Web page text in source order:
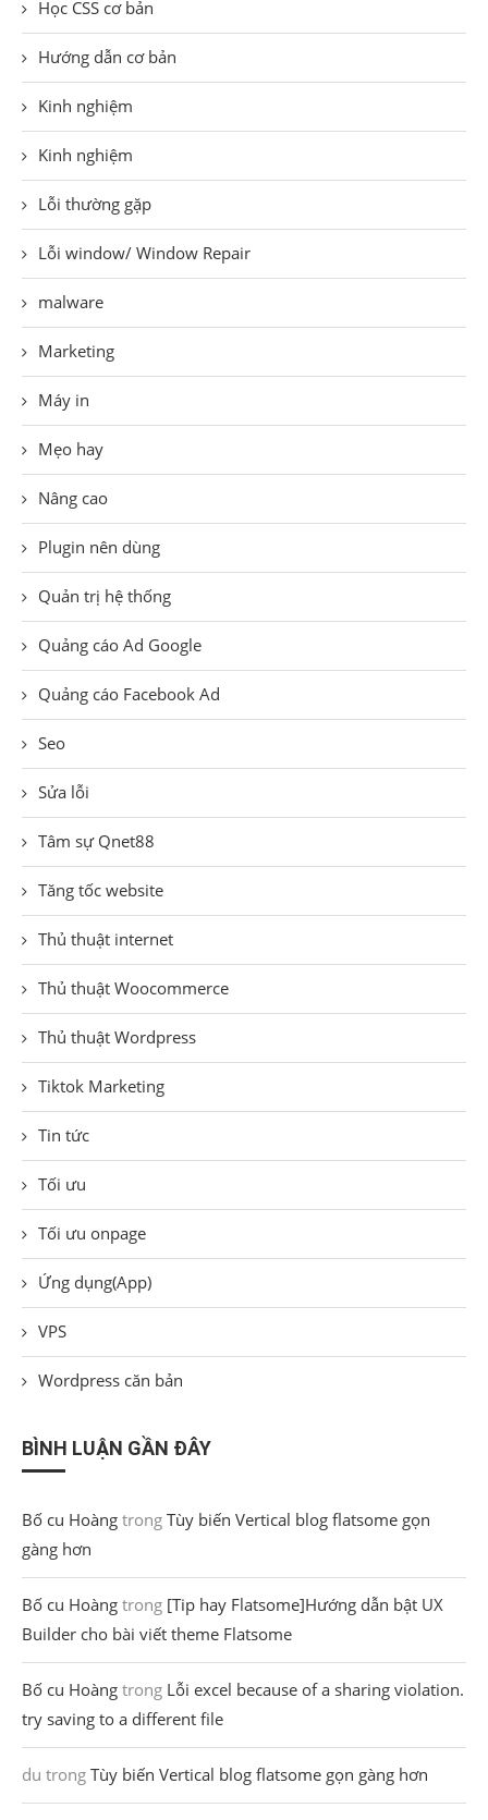
Học CSS cơ bản
Hướng dẫn cơ bản
Kinh nghiệm
Kinh nghiệm
Lỗi thường gặp
Lỗi window/ Window Repair
malware
Marketing
Máy in
Mẹo hay
Nâng cao
Plugin nên dùng
Quản trị hệ thống
Quảng cáo Ad Google
Quảng cáo Facebook Ad
Seo
Sửa lỗi
Tâm sự Qnet88
Tăng tốc website
Thủ thuật internet
Thủ thuật Woocommerce
Thủ thuật Wordpress
Tiktok Marketing
Tin tức
Tối ưu
Tối ưu onpage
Ứng dụng(App)
VPS
Wordpress căn bản
BÌNH LUẬN GẦN ĐÂY
Bố cu Hoàng trong Tùy biến Vertical blog flatsome gọn
gàng hơn
Bố cu Hoàng trong [Tip hay Flatsome]Hướng dẫn bật UX
Builder cho bài viết theme Flatsome
Bố cu Hoàng trong Lỗi excel because of a sharing violation.
try saving to a different file
du trong Tùy biến Vertical blog flatsome gọn gàng hơn